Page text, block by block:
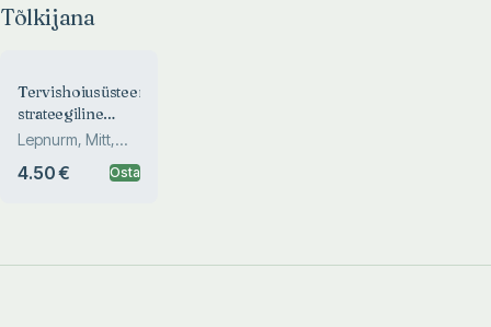
Tõlkijana
Tervishoiusüsteemi
strateegiline
juhtimine
Lepnurm, Mitt,
4.50 € Osta